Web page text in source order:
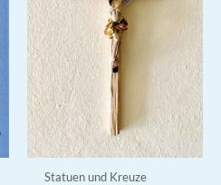
Statuen und Kreuze